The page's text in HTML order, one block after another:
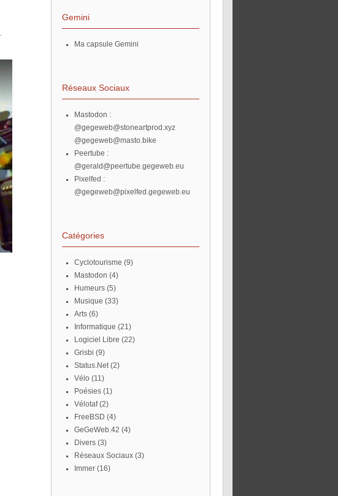
Gemini
Ma capsule Gemini
Réseaux Sociaux
Mastodon :
@gegeweb@stoneartprod.xyz
@gegeweb@masto.bike
Peertube :
@gerald@peertube.gegeweb.eu
Pixelfed :
@gegeweb@pixelfed.gegeweb.eu
Catégories
Cyclotourisme (9)
Mastodon (4)
Humeurs (5)
Musique (33)
Arts (6)
Informatique (21)
Logiciel Libre (22)
Grisbi (9)
Status.Net (2)
Vélo (11)
Poésies (1)
Vélotaf(2)
FreeBSD (4)
GeGeWeb.42 (4)
Divers (3)
Réseaux Sociaux (3)
Immer (16)